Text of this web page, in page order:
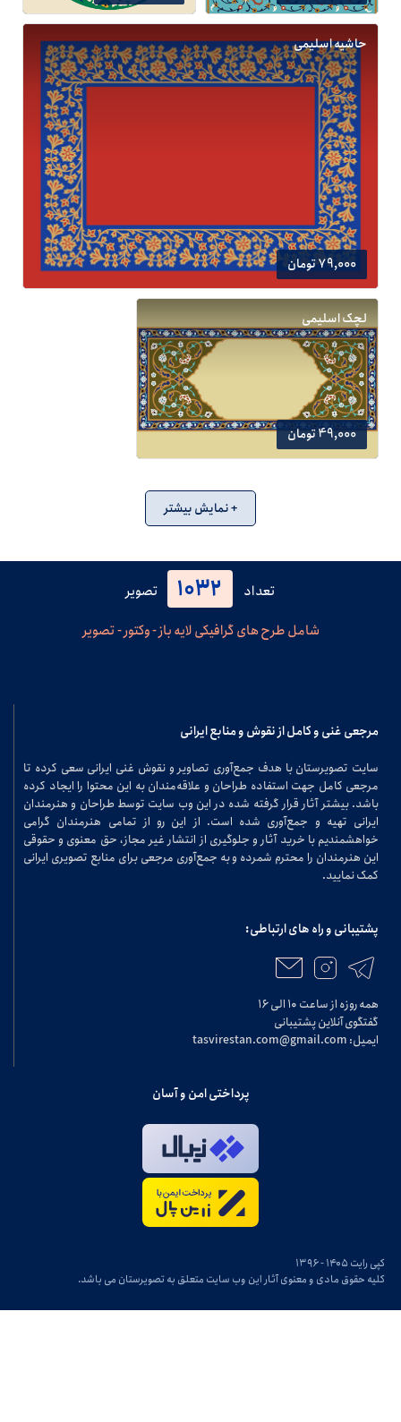
حاشیه اسلیمی
79,000 تومان
لچک اسلیمی
49,000 تومان
+ نمایش بیشتر
تعداد 1032
تصویر
شامل طرح های گرافیکی لایه باز - وکتور - تصویر
مرجعی غنی و کامل از نقوش و منابع ایرانی
سایت تصویرستان با هدف جمع‌آوری تصاویر و نقوش غنی ایرانی سعی کرده تا
مرجعی کامل جهت استفاده طراحان و علاقه‌مندان به این محتوا را ایجاد کرده
باشد. بیشتر آثار قرار گرفته شده در این وب سایت توسط طراحان و هنرمندان
ایرانی تهیه و جمع‌آوری شده است. از این رو از تمامی هنرمندان گرامی
خواهشمندیم با خرید آثار و جلوگیری از انتشار غیر مجاز، حق معنوی و حقوقی
این هنرمندان را محترم شمرده و به جمع‌آوری مرجعی برای منابع تصویری ایرانی
کمک نمایید.
پشتیبانی و راه های ارتباطی:
همه روزه از ساعت ۱۰ الی ۱۶
گفتگوی آنلاین پشتیبانی
ایمیل: tasvirestan.com@gmail.com
پرداختی امن و آسان
کپی رایت ۱۴۰۵ - ۱۳۹۶
کلیه حقوق مادی و معنوی آثار این وب سایت متعلق به تصویرستان می باشد.